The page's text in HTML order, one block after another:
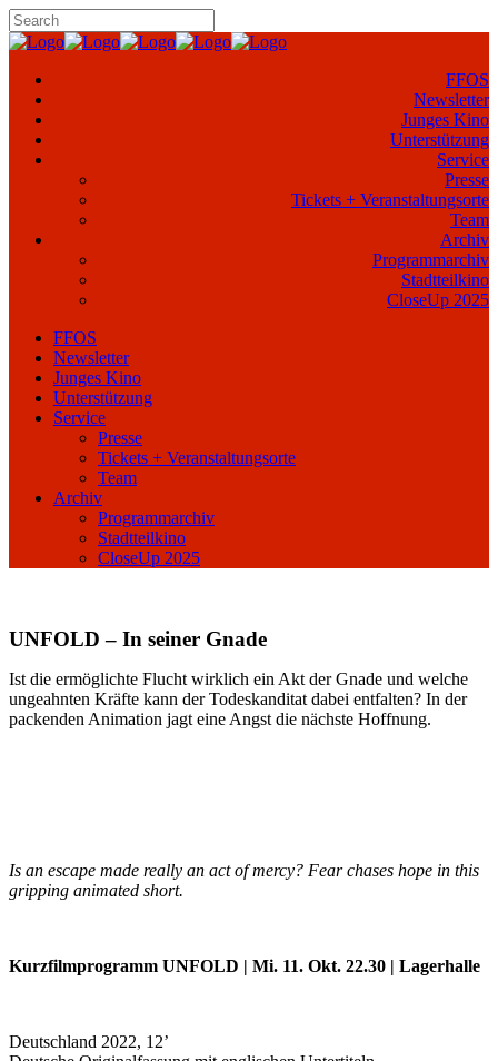
FFOS
Newsletter
Junges Kino
Unterstützung
Service
Presse
Tickets + Veranstaltungsorte
Team
Archiv
Programmarchiv
Stadtteilkino
CloseUp 2025
FFOS
Newsletter
Junges Kino
Unterstützung
Service
Presse
Tickets + Veranstaltungsorte
Team
Archiv
Programmarchiv
Stadtteilkino
CloseUp 2025
UNFOLD – In seiner Gnade
Ist die ermöglichte Flucht wirklich ein Akt der Gnade und welche
ungeahnten Kräfte kann der Todeskanditat dabei entfalten? In der
packenden Animation jagt eine Angst die nächste Hoffnung.
Is an escape made really an act of mercy? Fear chases hope in this
gripping animated short.
Kurzfilmprogramm UNFOLD | Mi. 11. Okt. 22.30 | Lagerhalle
Deutschland 2022, 12’